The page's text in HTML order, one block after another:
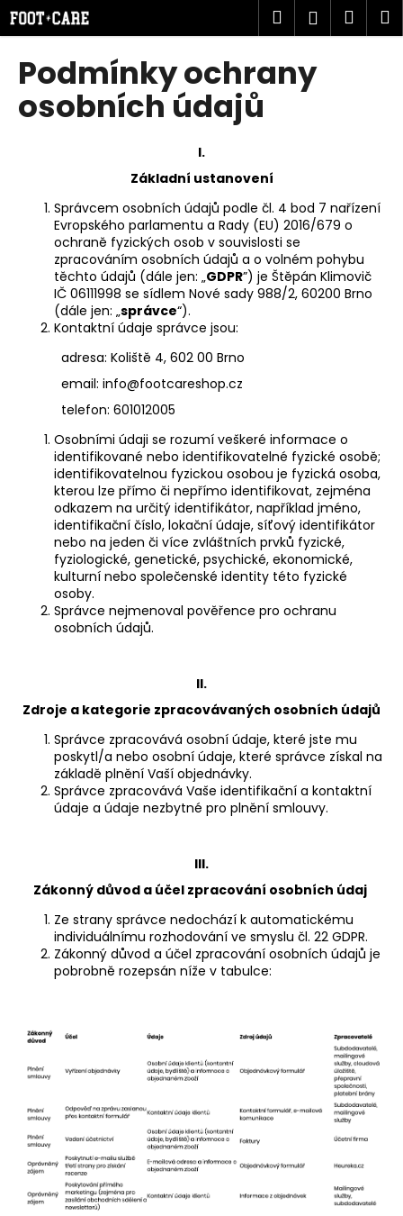
Přejít
na
obsah
Hledat
Podmínky ochrany
osobních údajů
I.
Základní ustanovení
Správcem osobních údajů podle čl. 4 bod 7 nařízení
Evropského parlamentu a Rady (EU) 2016/679 o
ochraně fyzických osob v souvislosti se
zpracováním osobních údajů a o volném pohybu
těchto údajů (dále jen: „GDPR”) je Štěpán Klimovič
IČ 06111998 se sídlem Nové sady 988/2, 60200 Brno
(dále jen: „správce“).
Kontaktní údaje správce jsou:
adresa: Koliště 4, 602 00 Brno
email: info@footcareshop.cz
telefon: 601012005
Osobními údaji se rozumí veškeré informace o
identifikované nebo identifikovatelné fyzické osobě;
identifikovatelnou fyzickou osobou je fyzická osoba,
kterou lze přímo či nepřímo identifikovat, zejména
odkazem na určitý identifikátor, například jméno,
identifikační číslo, lokační údaje, síťový identifikátor
nebo na jeden či více zvláštních prvků fyzické,
fyziologické, genetické, psychické, ekonomické,
kulturní nebo společenské identity této fyzické
osoby.
Správce nejmenoval pověřence pro ochranu
osobních údajů.
II.
Zdroje a kategorie zpracovávaných osobních údajů
Správce zpracovává osobní údaje, které jste mu
poskytl/a nebo osobní údaje, které správce získal na
základě plnění Vaší objednávky.
Správce zpracovává Vaše identifikační a kontaktní
údaje a údaje nezbytné pro plnění smlouvy.
III.
Zákonný důvod a účel zpracování osobních údaj
Ze strany správce nedochází k automatickému
individuálnímu rozhodování ve smyslu čl. 22 GDPR.
Zákonný důvod a účel zpracování osobních údajů je
pobrobně rozepsán níže v tabulce:
K
o
C
o
HLEDAT
o
m
CUSTOM
Kč